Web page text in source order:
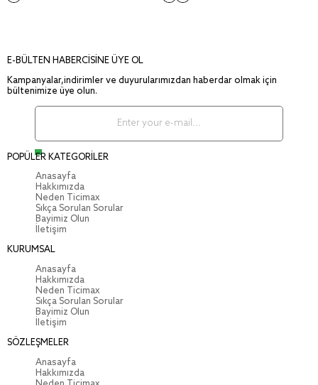
E-BÜLTEN HABERCİSİNE ÜYE OL
Kampanyalar,indirimler ve duyurularımızdan haberdar olmak için
bültenimize üye olun.
POPÜLER KATEGORİLER
Anasayfa
Hakkımızda
Neden Ticimax
Sıkça Sorulan Sorular
Bayimiz Olun
İletişim
KURUMSAL
Anasayfa
Hakkımızda
Neden Ticimax
Sıkça Sorulan Sorular
Bayimiz Olun
İletişim
SÖZLEŞMELER
Anasayfa
Hakkımızda